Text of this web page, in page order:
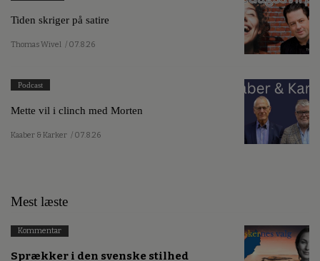
Tiden skriger på satire
Thomas Wivel / 07.8.26
Podcast
Mette vil i clinch med Morten
Kaaber & Karker / 07.8.26
Mest læste
Kommentar
Sprækker i den svenske stilhed